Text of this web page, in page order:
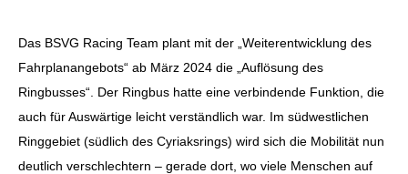
Das BSVG Racing Team plant mit der „Weiterentwicklung des
Fahrplanangebots“ ab März 2024 die „Auflösung des
Ringbusses“. Der Ringbus hatte eine verbindende Funktion, die
auch für Auswärtige leicht verständlich war. Im südwestlichen
Ringgebiet (südlich des Cyriaksrings) wird sich die Mobilität nun
deutlich verschlechtern – gerade dort, wo viele Menschen auf